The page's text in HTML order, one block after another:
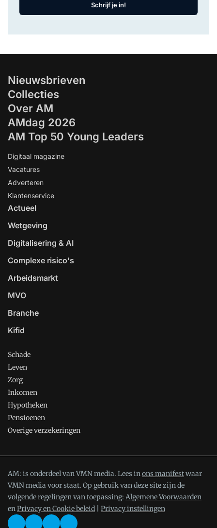
Schrijf je in!
Nieuwsbrieven
Collecties
Over AM
AMdag 2026
AM Top 50 Young Leaders
Digitaal magazine
Vacatures
Adverteren
Klantenservice
Actueel
Wetgeving
Digitalisering & AI
Complexe risico's
Arbeidsmarkt
MVO
Branche
Kifid
Schade
Leven
Zorg
Inkomen
Hypotheken
Pensioenen
Overige verzekeringen
AM: is onderdeel van VMN media. Lees in ons manifestwaar
VMN media voor staat. Op gebruik van deze site zijn de
volgende regelingen van toepassing: Algemene Voorwaarden
en Privacy en Cookie beleid Privacy instellingen